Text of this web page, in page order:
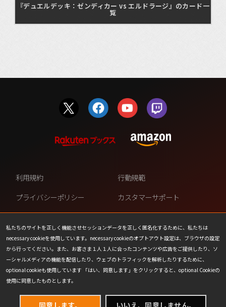
『デュエルデッキ：ゼンディカー vs エルドラージ』のカード一
覧
私たちのサイトを正しく機能させセッションデータを正しく匿名化するために、私たちは
necessary cookieを使用しています。necessary cookieのオプトアウト設定は、ブラウザの設定
から行ってください。また、お客さま１人１人に合ったコンテンツや広告をご提供したり、ソ
ーシャルメディアの機能を配信したり、ウェブのトラフィックを解析したりするために、
optional cookieも使用しています 「はい、同意します」をクリックすると、optional Cookieの
使用に同意したものとします。
同意します。 いいえ、同意しません。
利用規約
行動規範
プライバシーポリシー
カスタマーサポート
ファンコンテンツ・ポリシー
個人情報の販売や共有を許可し
ない
COOKIE
プレスリリース
会社情報
お問い合わせ